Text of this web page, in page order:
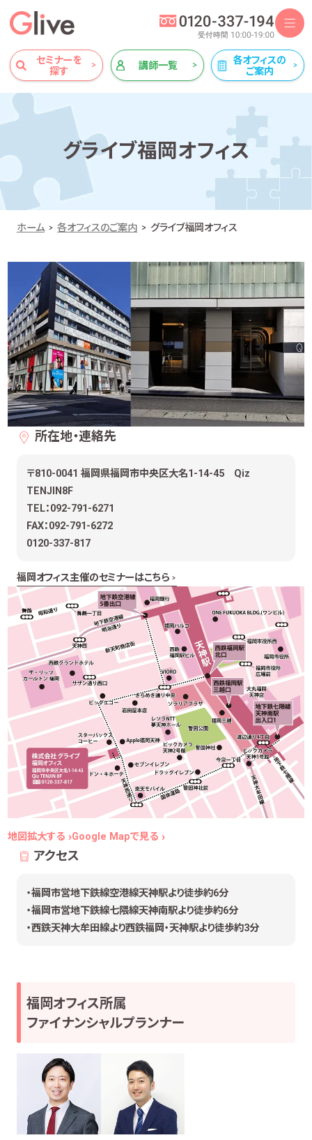
セミナーを
探す
講師一覧
各オフィスの
ご案内
グライブ福岡オフィス
ホーム 各オフィスのご案内 グライブ福岡オフィス
所在地・連絡先
〒810-0041 福岡県福岡市中央区大名1-14-45 Qiz
TENJIN8F
TEL：092-791-6271
FAX：092-791-6272
0120-337-817
福岡オフィス主催のセミナーはこちら
地図拡大する Google Mapで見る
アクセス
・福岡市営地下鉄線空港線天神駅より徒歩約6分
・福岡市営地下鉄線七隈線天神南駅より徒歩約6分
・西鉄天神大牟田線より西鉄福岡・天神駅より徒歩約3分
福岡オフィス所属
ファイナンシャルプランナー